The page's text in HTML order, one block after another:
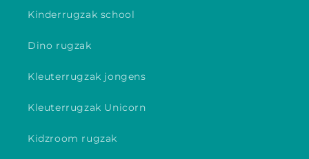
Kinderrugzak school
Dino rugzak
Kleuterrugzak jongens
Kleuterrugzak Unicorn
Kidzroom rugzak